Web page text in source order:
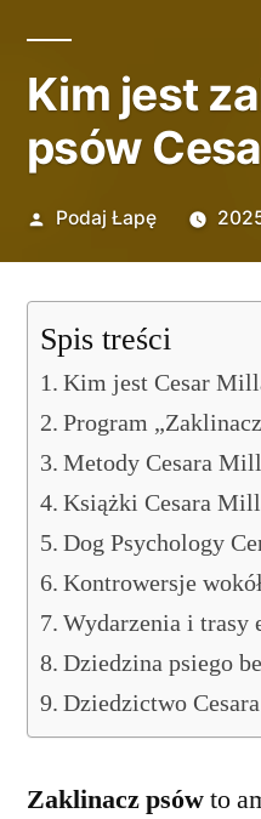
Kim jest
psów
Opublikowane
Podaj Łapę
Spis treści
Kim jest Cesar
Program
Metody Cesara
Książki Cesara
Dog Psychology
Kontrowersje
Wydarzenia i trasy
Dziedzina psiego
Dziedzictwo
Zaklinacz psówto